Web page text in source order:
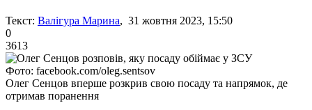
Текст: Валігура Марина, 31 жовтня 2023, 15:50
0
3613
Фото: facebook.com/oleg.sentsov
Олег Сенцов вперше розкрив свою посаду та напрямок, де
отримав поранення